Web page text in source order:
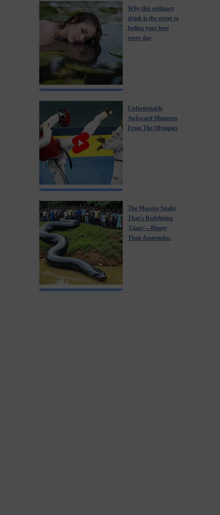
Why this ordinary
drink is the secret to
feeling your best
every day
Unforgettable
Awkward Moments
From The Olympics
The Massive Snake
That's Redefining
'Giant'—Bigger
Than Anacondas